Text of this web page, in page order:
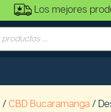
Los mejores
/ CBD Bucaramanga /